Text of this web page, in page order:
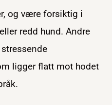
og være forsiktig i
redd hund. Andre
ligger flatt mot hodet